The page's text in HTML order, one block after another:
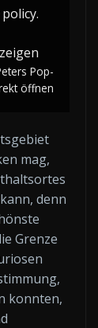
.
Pop-
öffnen
mag,
denn
Grenze
konnten,